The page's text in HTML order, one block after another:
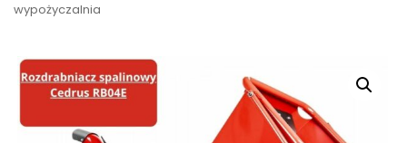
wypożyczalnia